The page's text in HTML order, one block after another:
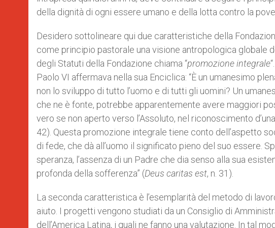
della dignità di ogni essere umano e della lotta contro la
Desidero sottolineare qui due caratteristiche della
come principio pastorale una visione antropologica globale
degli Statuti della Fondazione chiama “promozione integrale
Paolo VI affermava nella sua Enciclica: “È un umanesimo
non lo sviluppo di tutto l’uomo e di tutti gli uomini? Un
che ne è fonte, potrebbe apparentemente avere maggiori
vero se non aperto verso l’Assoluto, nel riconoscimento
42). Questa promozione integrale tiene conto dell’aspetto
di fede, che dà all’uomo il significato pieno del suo essere.
speranza, l’assenza di un Padre che dia senso alla sua
profonda della sofferenza” (Deus caritas est, n. 31).
La seconda caratteristica è l’esemplarità del metodo di
aiuto. I progetti vengono studiati da un Consiglio di
dell’America Latina, i quali ne fanno una valutazione. In tal